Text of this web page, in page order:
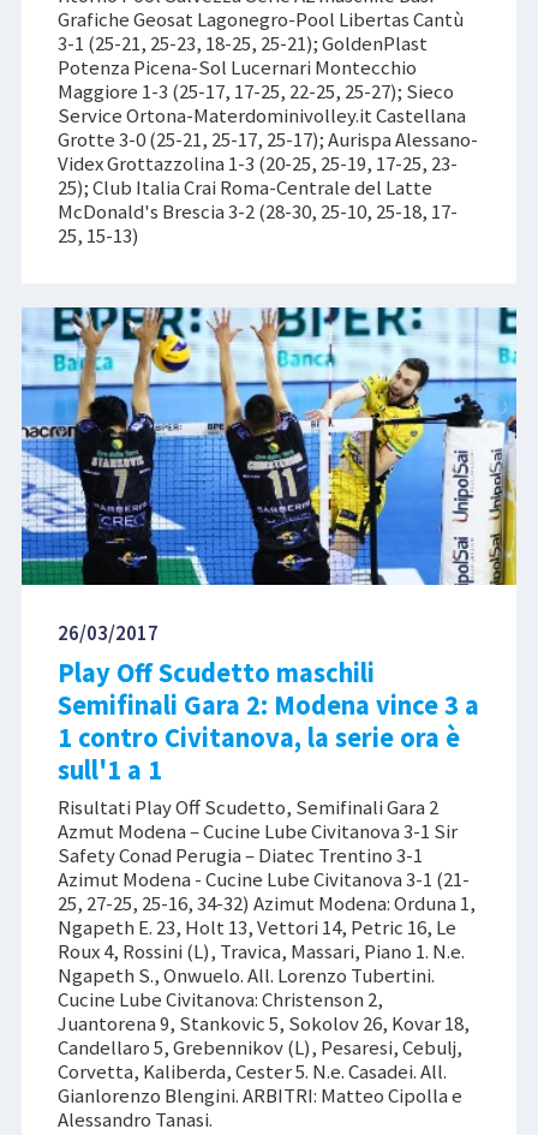
Grafiche Geosat Lagonegro-Pool Libertas Cantù
3-1 (25-21, 25-23, 18-25, 25-21); GoldenPlast
Potenza Picena-Sol Lucernari Montecchio
Maggiore 1-3 (25-17, 17-25, 22-25, 25-27); Sieco
Service Ortona-Materdominivolley.it Castellana
Grotte 3-0 (25-21, 25-17, 25-17); Aurispa Alessano-
Videx Grottazzolina 1-3 (20-25, 25-19, 17-25, 23-
25); Club Italia Crai Roma-Centrale del Latte
McDonald's Brescia 3-2 (28-30, 25-10, 25-18, 17-
25, 15-13)
26/03/2017
Play Off Scudetto maschili
Semifinali Gara 2: Modena vince 3 a
1 contro Civitanova, la serie ora è
sull'1 a 1
Risultati Play Off Scudetto, Semifinali Gara 2
Azmut Modena – Cucine Lube Civitanova 3-1 Sir
Safety Conad Perugia – Diatec Trentino 3-1
Azimut Modena - Cucine Lube Civitanova 3-1 (21-
25, 27-25, 25-16, 34-32) Azimut Modena: Orduna 1,
Ngapeth E. 23, Holt 13, Vettori 14, Petric 16, Le
Roux 4, Rossini (L), Travica, Massari, Piano 1. N.e.
Ngapeth S., Onwuelo. All. Lorenzo Tubertini.
Cucine Lube Civitanova: Christenson 2,
Juantorena 9, Stankovic 5, Sokolov 26, Kovar 18,
Candellaro 5, Grebennikov (L), Pesaresi, Cebulj,
Corvetta, Kaliberda, Cester 5. N.e. Casadei. All.
Gianlorenzo Blengini. ARBITRI: Matteo Cipolla e
Alessandro Tanasi.